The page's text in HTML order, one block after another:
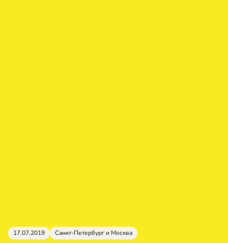
17.07.2019 Санкт-Петербург и Москва